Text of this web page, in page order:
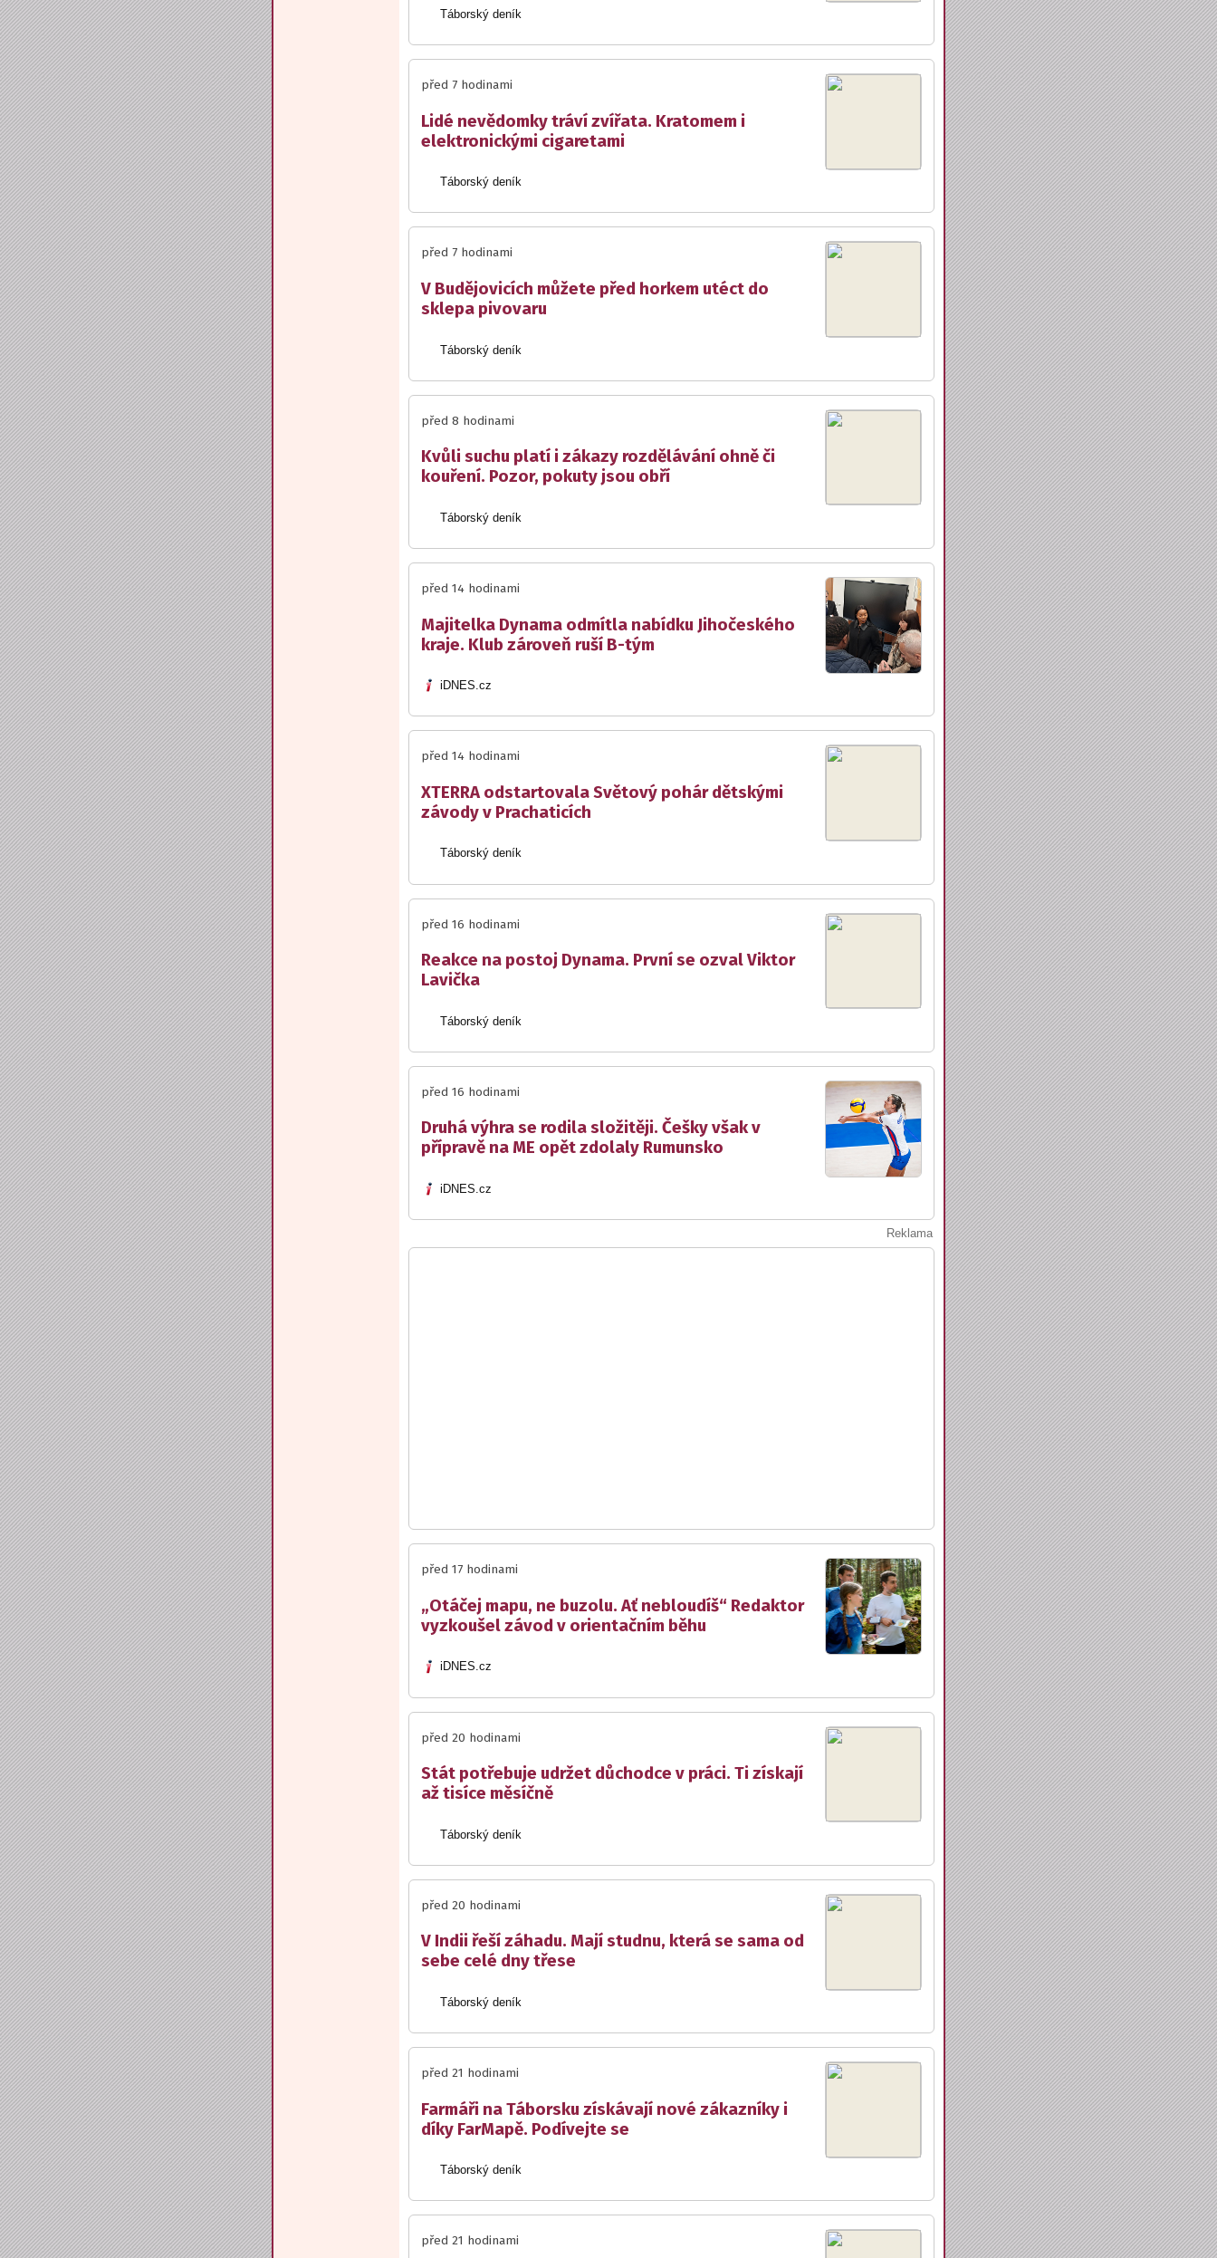
Táborský deník
před 7 hodinami
Lidé nevědomky tráví zvířata. Kratomem i
elektronickými cigaretami
Táborský deník
před 7 hodinami
V Budějovicích můžete před horkem utéct do
sklepa pivovaru
Táborský deník
před 8 hodinami
Kvůli suchu platí i zákazy rozdělávání ohně či
kouření. Pozor, pokuty jsou obří
Táborský deník
před 14 hodinami
Majitelka Dynama odmítla nabídku Jihočeského
kraje. Klub zároveň ruší B-tým
iDNES.cz
před 14 hodinami
XTERRA odstartovala Světový pohár dětskými
závody v Prachaticích
Táborský deník
před 16 hodinami
Reakce na postoj Dynama. První se ozval Viktor
Lavička
Táborský deník
před 16 hodinami
Druhá výhra se rodila složitěji. Češky však v
přípravě na ME opět zdolaly Rumunsko
iDNES.cz
Reklama
před 17 hodinami
„Otáčej mapu, ne buzolu. Ať nebloudíš“ Redaktor
vyzkoušel závod v orientačním běhu
iDNES.cz
před 20 hodinami
Stát potřebuje udržet důchodce v práci. Ti získají
až tisíce měsíčně
Táborský deník
před 20 hodinami
V Indii řeší záhadu. Mají studnu, která se sama od
sebe celé dny třese
Táborský deník
před 21 hodinami
Farmáři na Táborsku získávají nové zákazníky i
díky FarMapě. Podívejte se
Táborský deník
před 21 hodinami